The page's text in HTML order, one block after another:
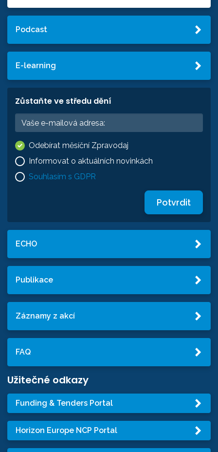
Podcast
E-learning
Zůstaňte ve středu dění
Odebírat měsíční Zpravodaj
Informovat o aktuálních novinkách
Souhlasím s GDPR
Potvrdit
ECHO
Publikace
Záznamy z akcí
FAQ
Užitečné odkazy
Funding & Tenders Portal
Horizon Europe NCP Portal